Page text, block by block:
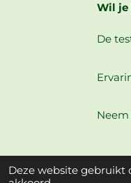
Deze website gebruikt
Wil je
De